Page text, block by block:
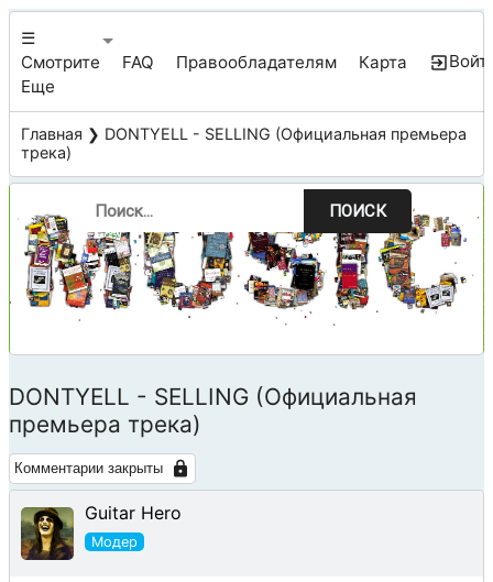
☰
Смотрите
Еще
FAQ Правообладателям Карта
Главная ❯ DONTYELL - SELLING (Официальная премьера
трека)
ПОИСК
DONTYELL - SELLING (Официальная
премьера трека)
Комментарии закрыты
Guitar Hero